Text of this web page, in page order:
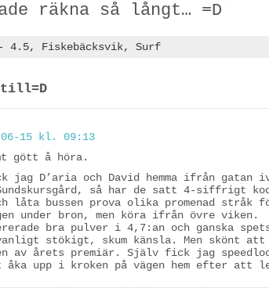
räkna så långt… =D
4.5, Fiskebäcksvik, Surf
till=D
06-15 kl. 09:13
gött å höra.
jag D’aria och David hemma ifrån gatan
så har de satt 4-siffrigt
låta bussen prova olika promenad
under bron, men köra ifrån övre viken.
bra pulver i 4,7:an och ganska
stökigt, skum känsla. Men skönt att
av årets premiär. Själv fick jag
åka upp i kroken på vägen hem efter att